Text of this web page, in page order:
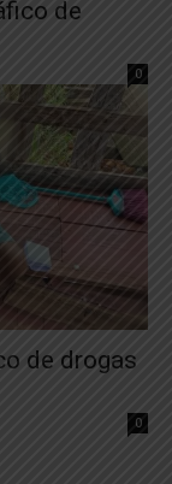
de
0
de drogas
0